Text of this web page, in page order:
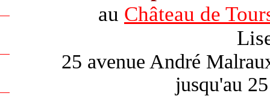
au Château de
25 avenue André
jusqu'au